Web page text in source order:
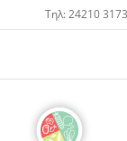
Μετάβαση
στο
Τηλ: 24210